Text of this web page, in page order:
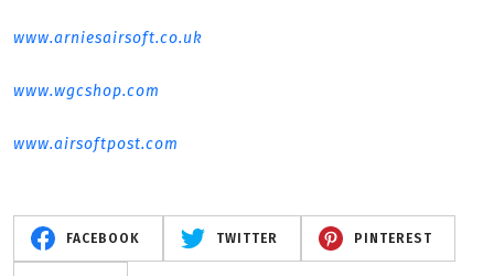
www.arniesairsoft.co.uk
www.wgcshop.com
www.airsoftpost.com
FACEBOOK TWITTER PINTEREST